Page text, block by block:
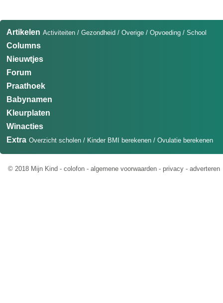
Artikelen Activiteiten / Gezondheid / Overige / Opvoeding / School
Columns
Nieuwtjes
Forum
Praathoek
Babynamen
Kleurplaten
Winacties
Extra Overzicht scholen / Kinder BMI berekenen / Ovulatie berekenen
© 2018 Mijn Kind - colofon - algemene voorwaarden - privacy - adverteren